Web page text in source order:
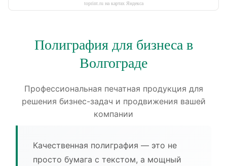
toprint.ru на картах Яндекса
Полиграфия для бизнеса в
Волгограде
Профессиональная печатная продукция для
решения бизнес-задач и продвижения вашей
компании
Качественная полиграфия — это не
просто бумага с текстом, а мощный